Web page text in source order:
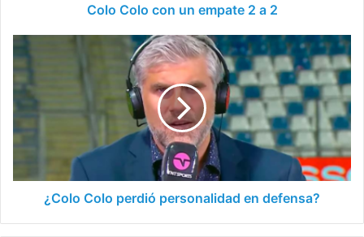
a
2
Colo Colo con un empate 2 a 2
Colo
perdió
personalidad
defensa?
¿Colo Colo perdió personalidad en defensa?